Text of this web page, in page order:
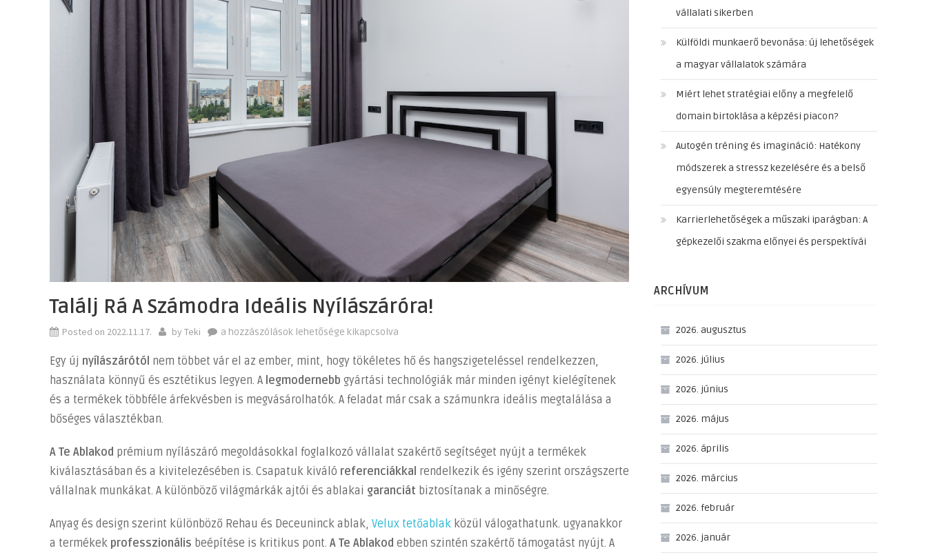
Találj Rá A Számodra Ideális Nyílászáróra!
Posted on 2022.11.17. by Teki
Találj
a
számodra
ideális
a hozzászólások lehetősége kikapcsolva
Egy új nyílászárótól nem többet vár el az ember, mint, hogy tökéletes hő és hangszigeteléssel rendelkezzen,
használata könnyű és esztétikus legyen. A legmodernebb gyártási technológiák már minden igényt kielégítenek
és a termékek többféle árfekvésben is megvásárolhatók. A feladat már csak a számunkra ideális megtalálása a
bőséges választékban.
A Te Ablakod prémium nyílászáró megoldásokkal foglalkozó vállalat szakértő segítséget nyújt a termékek
kiválasztásában és a kivitelezésében is. Csapatuk kiváló referenciákkal rendelkezik és igény szerint országszerte
vállalnak munkákat. A különböző világmárkák ajtói és ablakai garanciát biztosítanak a minőségre.
Anyag és design szerint különböző Rehau és Deceuninck ablak, Velux tetőablak közül válogathatunk. ugyanakkor
a termékek professzionális beépítése is kritikus pont. A Te Ablakod ebben szintén szakértő támogatást nyújt. A
vállalati sikerben
Külföldi munkaerő bevonása: új lehetőségek
a magyar vállalatok számára
Miért lehet stratégiai előny a megfelelő
domain birtoklása a képzési piacon?
Autogén tréning és imagináció: Hatékony
módszerek a stressz kezelésére és a belső
egyensúly megteremtésére
Karrierlehetőségek a műszaki iparágban: A
gépkezelői szakma előnyei és perspektívái
ARCHÍVUM
2026. augusztus
2026. július
2026. június
2026. május
2026. április
2026. március
2026. február
2026. január